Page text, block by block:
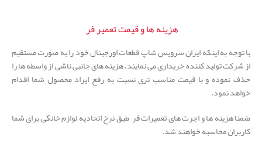
هزینه ها و قیمت تعمیر فر
با توجه به اینکه ایران سرویس شاپ قطعات اورجینال خود را به صورت مستقیم
از شرکت تولید کننده خریداری می نمایند، هزینه های جانبی ناشی از واسطه ها را
حذف نموده و با قیمت مناسب تری نسبت به رفع ایراد محصول شما اقدام
خواهد نمود.
ضمنا هزینه ها و اجرت های تعمیرات فر طبق نرخ اتحادیه لوازم خانگی برای شما
کاربران محاسبه خواهند شد.